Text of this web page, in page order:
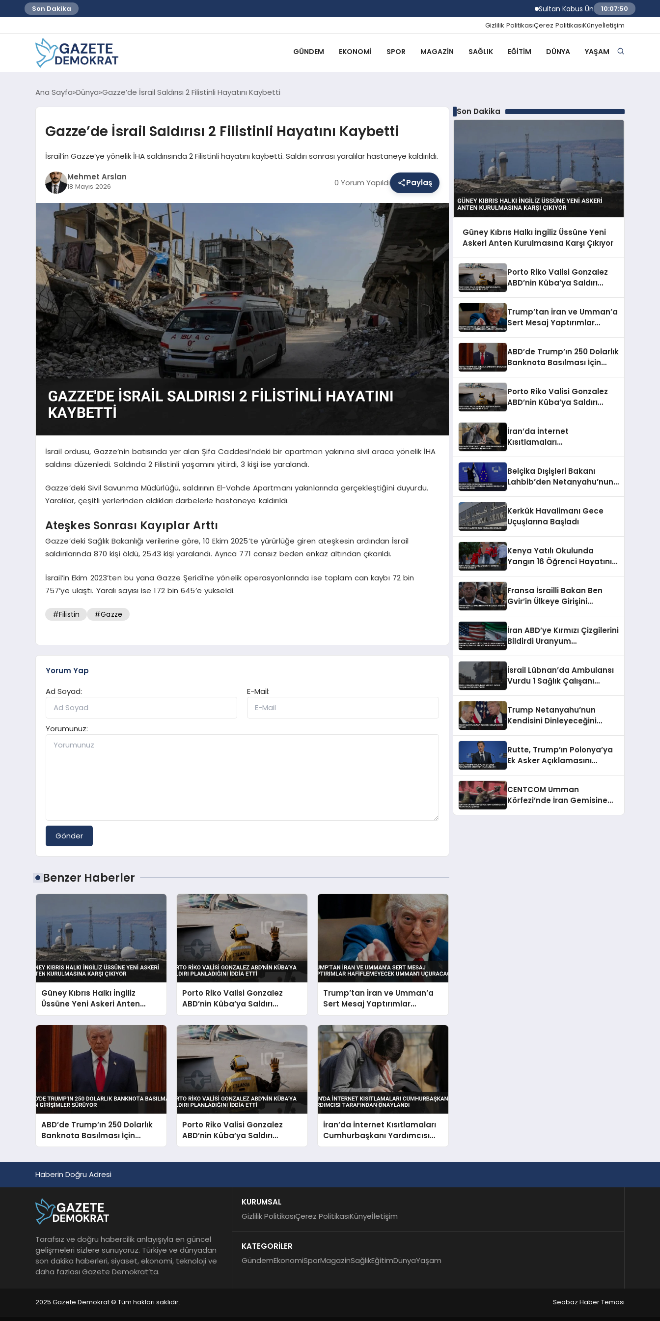
Son Dakika Sultan Kabus Üniversitesi Afaq Programı
10:07:51
Gizlilik PolitikasıÇerez PolitikasıKünyeİletişim
GÜNDEM EKONOMI SPOR MAGAZIN SAĞLIK EĞITIM DÜNYA YAŞAM
Ana Sayfa Dünya Gazze’de İsrail Saldırısı 2 Filistinli Hayatını Kaybetti
Gazze’de İsrail Saldırısı 2 Filistinli Hayatını Kaybetti
İsrail’in Gazze’ye yönelik İHA saldırısında 2 Filistinli hayatını kaybetti. Saldırı sonrası yaralılar hastaneye kaldırıldı.
Mehmet Arslan
18 Mayıs 2026 0 Yorum Yapıldı Paylaş
İsrail ordusu, Gazze’nin batısında yer alan Şifa Caddesi’ndeki bir apartman yakınına sivil araca yönelik İHA
saldırısı düzenledi. Saldırıda 2 Filistinli yaşamını yitirdi, 3 kişi ise yaralandı.
Gazze’deki Sivil Savunma Müdürlüğü, saldırının El-Vahde Apartmanı yakınlarında gerçekleştiğini duyurdu.
Yaralılar, çeşitli yerlerinden aldıkları darbelerle hastaneye kaldırıldı.
Ateşkes Sonrası Kayıplar Arttı
Gazze’deki Sağlık Bakanlığı verilerine göre, 10 Ekim 2025’te yürürlüğe giren ateşkesin ardından İsrail
saldırılarında 870 kişi öldü, 2543 kişi yaralandı. Ayrıca 771 cansız beden enkaz altından çıkarıldı.
İsrail’in Ekim 2023’ten bu yana Gazze Şeridi’ne yönelik operasyonlarında ise toplam can kaybı 72 bin
757’ye ulaştı. Yaralı sayısı ise 172 bin 645’e yükseldi.
#Filistin #Gazze
Yorum Yap
Ad Soyad:
E-Mail:
Yorumunuz:
Gönder
Benzer Haberler
Güney Kıbrıs Halkı İngiliz
Üssüne Yeni Askeri Anten
Kurulmasına Karşı Çıkıyor
Porto Riko Valisi Gonzalez
ABD’nin Küba’ya Saldırı
Planladığını İddia Etti
Trump’tan İran ve Umman’a
Sert Mesaj Yaptırımlar
Hafiflemeyecek Umman’ı
Uçuracağız
ABD’de Trump’ın 250 Dolarlık
Banknota Basılması İçin
Girişimler Sürüyor
Porto Riko Valisi Gonzalez
ABD’nin Küba’ya Saldırı
Planladığını İddia Etti
İran’da İnternet Kısıtlamaları
Cumhurbaşkanı Yardımcısı
Tarafından Onaylandı
Son Dakika
Güney Kıbrıs Halkı İngiliz Üssüne Yeni
Askeri Anten Kurulmasına Karşı Çıkıyor
Porto Riko Valisi Gonzalez
ABD’nin Küba’ya Saldırı
Trump’tan İran ve Umman’a
Sert Mesaj Yaptırımlar
ABD’de Trump’ın 250 Dolarlık
Banknota Basılması İçin
Porto Riko Valisi Gonzalez
ABD’nin Küba’ya Saldırı
İran’da İnternet
Kısıtlamaları
Belçika Dışişleri Bakanı
Lahbib’den Netanyahu’nun
Tepki
Kerkük Havalimanı Gece
Uçuşlarına Başladı
Kenya Yatılı Okulunda
Yangın 16 Öğrenci Hayatını
Fransa İsrailli Bakan Ben
Gvir’in Ülkeye Girişini
İran ABD’ye Kırmızı Çizgilerini
Bildirdi Uranyum
İsrail Lübnan’da Ambulansı
Vurdu 1 Sağlık Çalışanı
Trump Netanyahu’nun
Kendisini Dinleyeceğini
Rutte, Trump’ın Polonya’ya
Ek Asker Açıklamasını
CENTCOM Umman
Körfezi’nde İran Gemisine
Haberin Doğru Adresi
Tarafsız ve doğru habercilik anlayışıyla en güncel
gelişmeleri sizlere sunuyoruz. Türkiye ve dünyadan
son dakika haberleri, siyaset, ekonomi, teknoloji ve
daha fazlası Gazete Demokrat’ta.
KURUMSAL
Gizlilik PolitikasıÇerez PolitikasıKünyeİletişim
KATEGORİLER
GündemEkonomiSporMagazinSağlıkEğitimDünyaYaşam
2025 Gazete Demokrat © Tüm hakları saklıdır. Seobaz Haber Teması